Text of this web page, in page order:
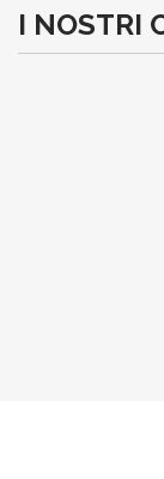
I NOSTRI